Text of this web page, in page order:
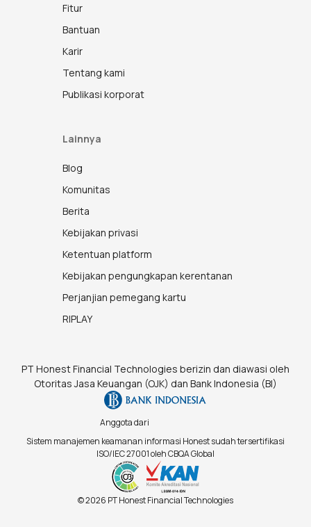
PT Honest Financial Technologies berizin dan diawasi oleh
Otoritas Jasa Keuangan (OJK) dan Bank Indonesia (BI)
Anggota dari
Sistem manajemen keamanan informasi Honest sudah tersertifikasi
ISO/IEC 27001 oleh CBQA Global
© 2026 PT Honest Financial Technologies
Fitur
Bantuan
Karir
Tentang kami
Publikasi korporat
Lainnya
Blog
Komunitas
Berita
Kebijakan privasi
Ketentuan platform
Kebijakan pengungkapan kerentanan
Perjanjian pemegang kartu
RIPLAY